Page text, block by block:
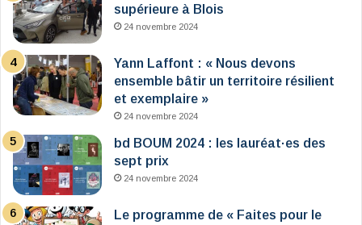
supérieure à Blois
24 novembre 2024
Yann Laffont : « Nous devons
ensemble bâtir un territoire résilient
et exemplaire »
24 novembre 2024
bd BOUM 2024 : les lauréat·es des
sept prix
24 novembre 2024
Le programme de « Faites pour le